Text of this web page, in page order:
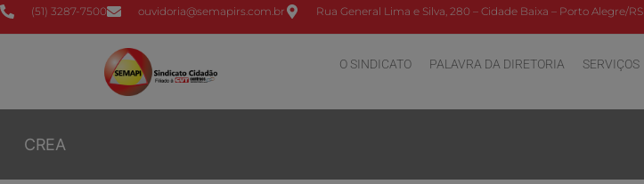
(51) 3287-7500 ouvidoria@semapirs.com.br Rua General Lima e Silva, 280 – Cidade Baixa – Porto Alegre/RS
O SINDICATO PALAVRA DA DIRETORIA SERVIÇOS
CREA